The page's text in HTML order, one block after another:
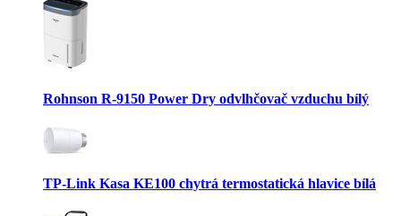
Rohnson R-9150 Power Dry odvlhčovač vzduchu bílý
TP-Link Kasa KE100 chytrá termostatická hlavice bílá